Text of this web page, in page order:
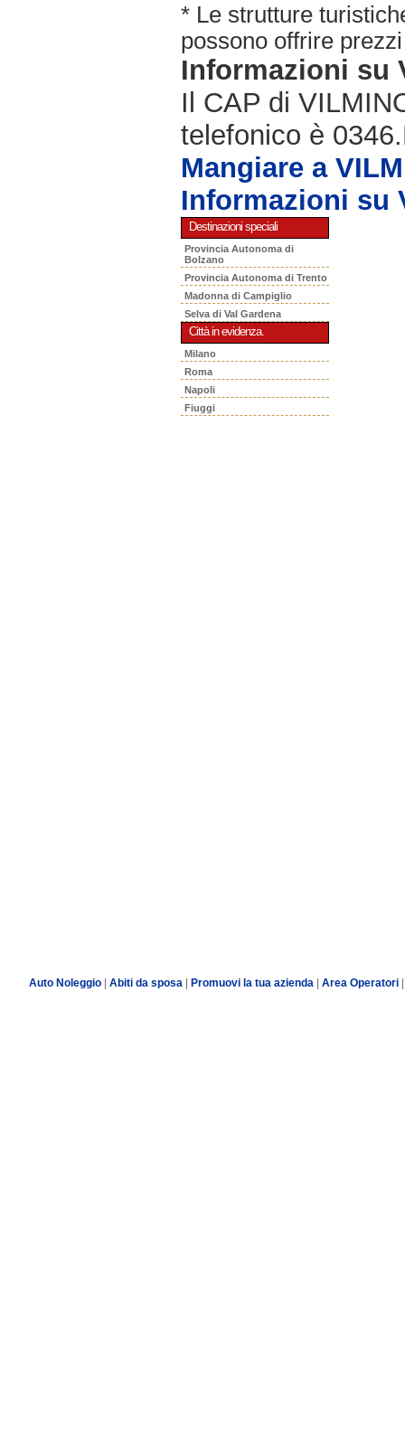
* Le strutture
possono offrire
Informazioni su
Il CAP di
telefonico è
Mangiare a
Informazioni su
Destinazioni speciali
Provincia Autonoma di
Bolzano
Provincia Autonoma di Trento
Madonna di Campiglio
Selva di Val Gardena
Città in evidenza.
Milano
Roma
Napoli
Fiuggi
Auto Noleggio| Abiti da sposa| Promuovi la tua azienda Area Operatori